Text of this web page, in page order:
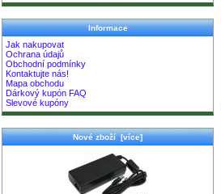
Informace
Jak nakupovat
Ochrana údajů
Obchodní podmínky
Kontaktujte nás!
Mapa obchodu
Dárkový kupón FAQ
Slevové kupóny
Nové zboží [více]